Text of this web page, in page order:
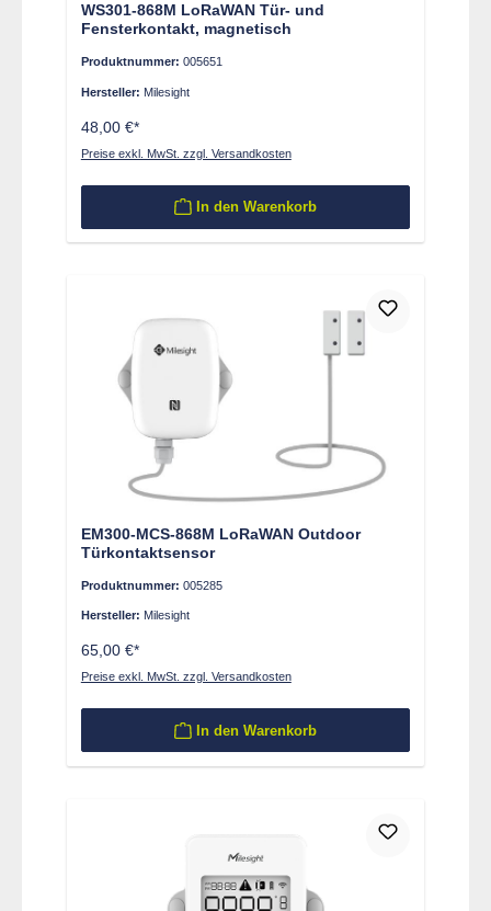
WS301-868M LoRaWAN Tür- und
Fensterkontakt, magnetisch
Produktnummer: 005651
Hersteller: Milesight
48,00 €*
Preise exkl. MwSt. zzgl. Versandkosten
In den Warenkorb
EM300-MCS-868M LoRaWAN Outdoor
Türkontaktsensor
Produktnummer: 005285
Hersteller: Milesight
65,00 €*
Preise exkl. MwSt. zzgl. Versandkosten
In den Warenkorb